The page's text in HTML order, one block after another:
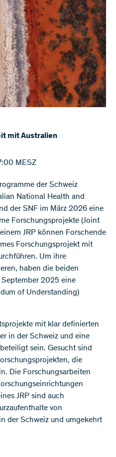
mit Australien
MESZ
der Schweiz
National Health and
der SNF im März 2026 eine
Forschungsprojekte (Joint
JRP können Forschende
Forschungsprojekt mit
Um ihre
haben die beiden
September 2025 eine
of Understanding)
mit klar definierten
in der Schweiz und eine
sein. Gesucht sind
die
Die Forschungsarbeiten
JRP sind auch
von
der Schweiz und umgekehrt